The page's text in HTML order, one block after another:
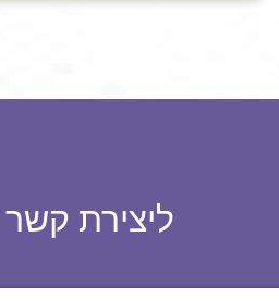
ליצירת קשר